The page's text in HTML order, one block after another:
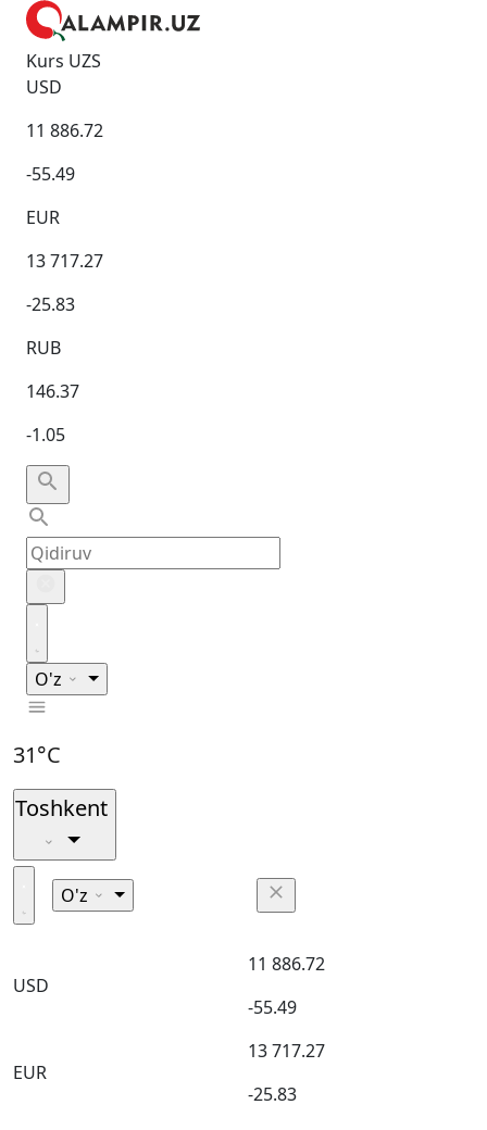
Kurs UZS
USD
11 886.72
-55.49
EUR
13 717.27
-25.83
RUB
146.37
-1.05
O'z
31°C
Toshkent
O'z
USD
11 886.72
-55.49
EUR
13 717.27
-25.83